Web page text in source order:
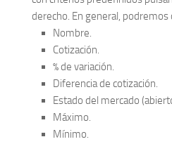
derecho. En general, podremos
Nombre.
Cotización.
% de variación.
Diferencia de cotización.
Estado del mercado
Máximo.
Mínimo.